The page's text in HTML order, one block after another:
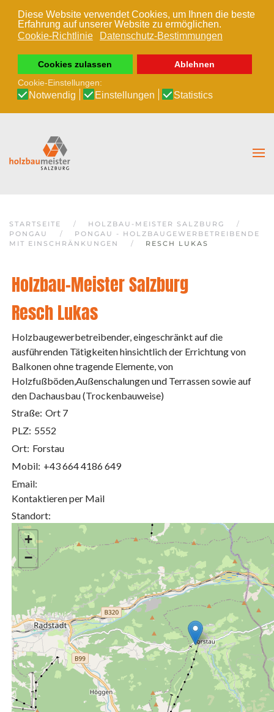
Diese Website verwendet Cookies, um Ihnen die beste
Erfahrung auf unserer Website zu ermöglichen.
Cookie-Richtlinie
Datenschutz-Bestimmungen
Cookies zulassen
Ablehnen
Cookie-Einstellungen:
Notwendig Einstellungen Statistics
Zum Hauptinhalt springen
STARTSEITE
HOLZBAU-MEISTER SALZBURG
PONGAU
PONGAU - HOLZBAUGEWERBETREIBENDE
MIT EINSCHRÄNKUNGEN
RESCH LUKAS
Holzbau-Meister Salzburg
Resch Lukas
Holzbaugewerbetreibender, eingeschränkt auf die
ausführenden Tätigkeiten hinsichtlich der Errichtung von
Balkonen ohne tragende Elemente, von
Holzfußböden,Außenschalungen und Terrassen sowie auf
den Dachausbau (Trockenbauweise)
Straße: Ort 7
PLZ: 5552
Ort: Forstau
Mobil: +43 664 4186 649
Email:
Kontaktieren per Mail
Standort:
+
−